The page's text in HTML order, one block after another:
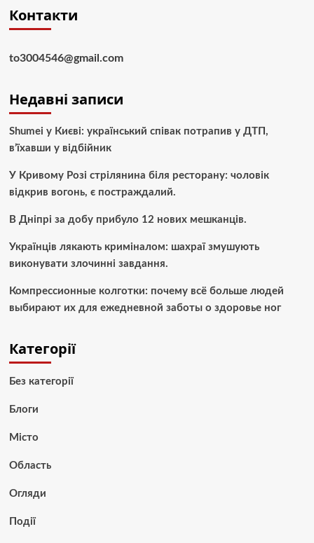
Контакти
to3004546@gmail.com
Недавні записи
Shumei у Києві: український співак потрапив у ДТП,
в’їхавши у відбійник
У Кривому Розі стрілянина біля ресторану: чоловік
відкрив вогонь, є постраждалий.
В Дніпрі за добу прибуло 12 нових мешканців.
Українців лякають криміналом: шахраї змушують
виконувати злочинні завдання.
Компрессионные колготки: почему всё больше людей
выбирают их для ежедневной заботы о здоровье ног
Категорії
Без категорії
Блоги
Місто
Область
Огляди
Події